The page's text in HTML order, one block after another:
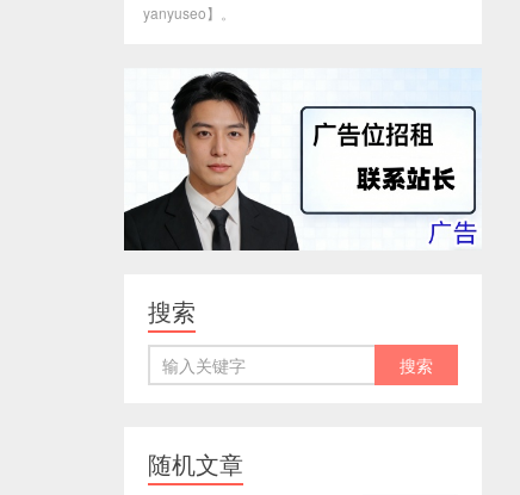
yanyuseo】。
搜索
随机文章